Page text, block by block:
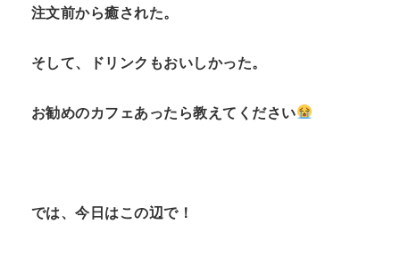
注文前から癒された。
そして、ドリンクもおいしかった。
お勧めのカフェあったら教えてください
では、今日はこの辺で！